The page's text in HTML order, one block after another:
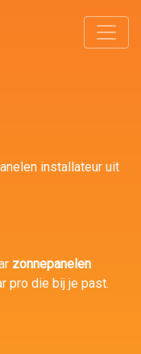
installateur uit
zonnepanelen
pro die bij je past.